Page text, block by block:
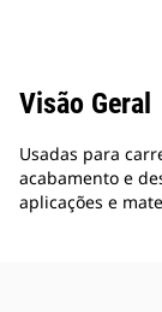
Visão Geral
Usadas para
acabamento e
aplicações e